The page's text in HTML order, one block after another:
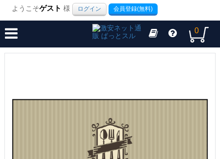
ようこそゲスト 様 ログイン 会員登録(無料)
0